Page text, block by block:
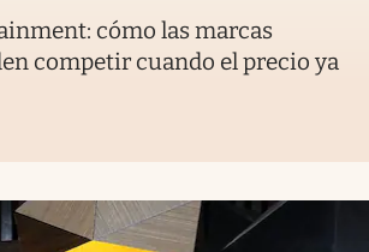
cómo las marcas
competir cuando el precio ya